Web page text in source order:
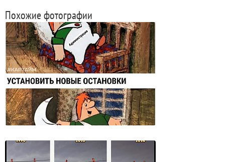
Похожие фотографии